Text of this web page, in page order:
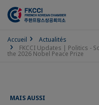
Accueil
Actualités
FKCCI Updates | Politics -
the 2026 Nobel Peace Prize
MAIS AUSSI